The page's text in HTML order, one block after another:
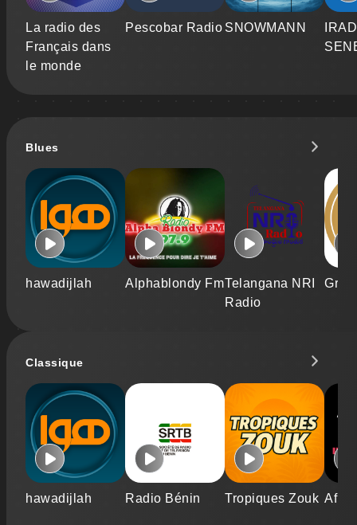
La radio des
Français dans
le monde
Pescobar Radio SNOWMANN
Blues
hawadijlah Alphablondy FmTelangana NRI
Radio
Classique
hawadijlah Radio Bénin Tropiques Zouk